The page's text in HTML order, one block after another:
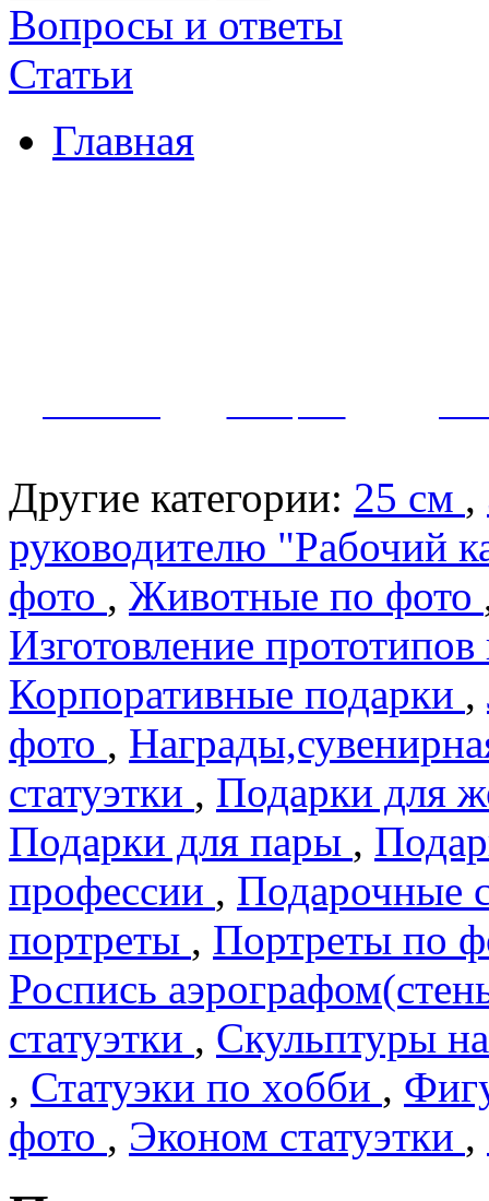
Вопросы и ответы
Статьи
Главная
Другие категории: 25 см ,
руководителю "Рабочий
фото , Животные по фото
Изготовление
Корпоративные подарки ,
фото ,
статуэтки , Подарки для
Подарки для пары ,
профеcсии , Подарочные
портреты , Портреты по
Роспись
статуэтки , Скульптуры
, Статуэки по хобби ,
фото , Эконом статуэтки ,